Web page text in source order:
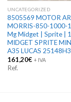
UNCATEGORIZED
8505569 MOTOR
MORRIS-850-1000-
Mg Midget | Sprite |
MIDGET SPRITE
A35 LUCAS
161,20€ + IVA
Ref.